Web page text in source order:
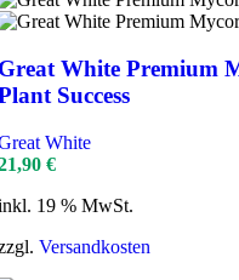
White Premium
Success
White
€
19 % MwSt.
Versandkosten